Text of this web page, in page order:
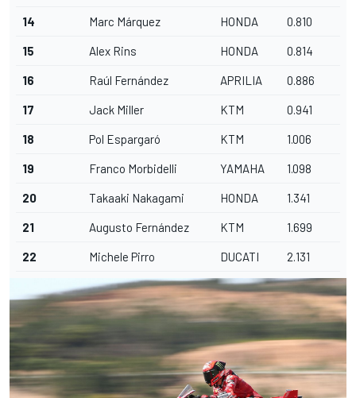
14 Marc Márquez HONDA 0.810
15 Alex Rins HONDA 0.814
16 Raúl Fernández APRILIA 0.886
17 Jack Miller KTM 0.941
18 Pol Espargaró KTM 1.006
19 Franco Morbidelli YAMAHA 1.098
20 Takaaki Nakagami HONDA 1.341
21 Augusto Fernández KTM 1.699
22 Michele Pirro DUCATI 2.131